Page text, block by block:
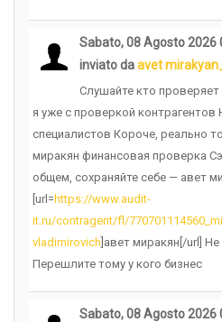
Sabato, 08 Agosto 2026
inviato daavet
Слушайте кто
я уже с проверкой контрагентов
специалистов Короче, реально
миракян финансовая проверка
общем, сохраняйте себе — авет
[url=https://www.audit-
it.ru/contragent/fl/
vladimirovich]авет миракян[/url]
Перешлите тому у кого бизнес
Sabato, 08 Agosto 2026